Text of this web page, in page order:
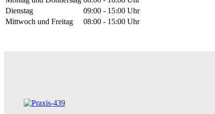
Dienstag
09:00 - 15:00 Uhr
Mittwoch und Freitag
08:00 - 15:00 Uhr